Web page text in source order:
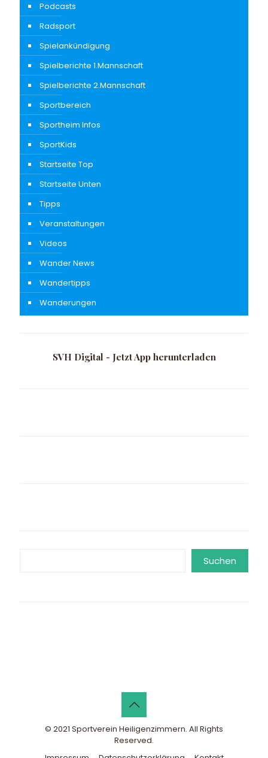
Podcasts
Radsport
Spielankündigung
Spielberichte 1.Mannschaft
Spielberichte 2.Mannschaft
Sportbereich
Sportheim Infos
SportKids
Startseite Top
Startseite Unten
Tipps
Veranstaltungen
Videos
Wander News
Wandertipps
Wanderungen
SVH Digital - Jetzt App herunterladen
Suchen
© 2021 Sportverein Heiligenzimmern. All Rights
Reserved.